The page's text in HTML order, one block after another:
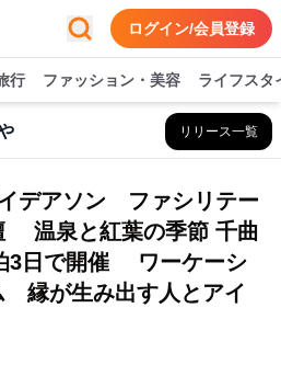
ログイン/会員登録
行 ファッション・美容 ライフスタ
リリース一覧
デアソン ファシリテー
温泉と紅葉の季節 千曲
3日で開催 ワーケーシ
縁が生み出す人とアイ